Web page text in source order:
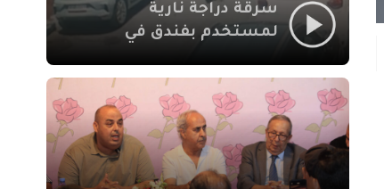
سرقة دراجة نارية
لمستخدم بفندق في
بمراكش